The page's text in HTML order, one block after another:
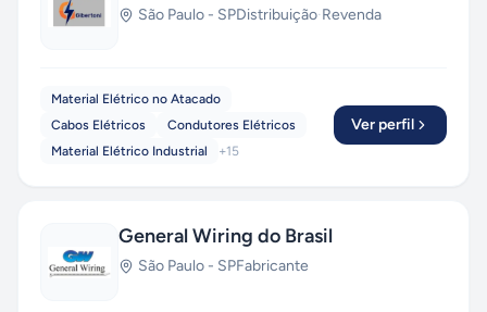
São Paulo - SPDistribuição·Revenda
Material Elétrico no Atacado
Cabos Elétricos
Condutores Elétricos
Material Elétrico Industrial
+15
Ver perfil
General Wiring do Brasil
São Paulo - SPFabricante